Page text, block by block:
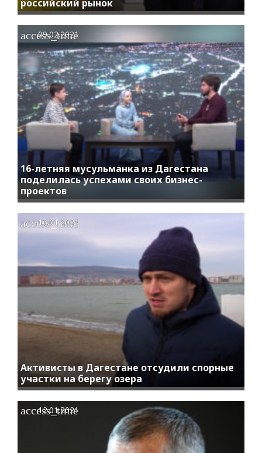
российский рынок
16-летняя мусульманка из Дагестана
поделилась успехами своих бизнес-
проектов
access_time
09.02.2021
Активисты в Дагестане отсудили спорные
участки на берегу озера
access_time
16.01.2021
access_time
12.01.2021